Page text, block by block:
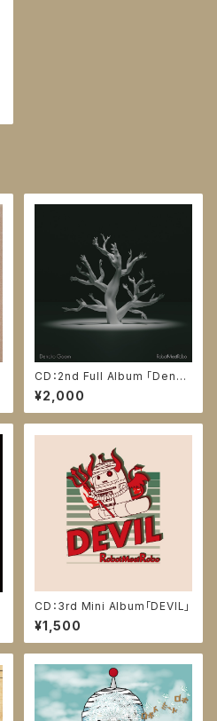
CD：2nd Full Album 「Dendr
o Goom」
¥2,000
CD：3rd Mini Album「DEVIL」
¥1,500